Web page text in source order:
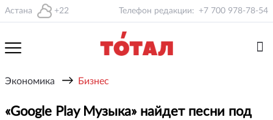
Астана +22 Телефон редакции: +7 700 978-78-54
Экономика → Бизнес
«Google Play Музыка» найдет песни под